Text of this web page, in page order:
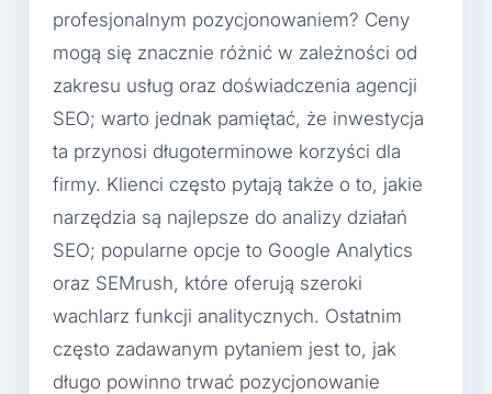
profesjonalnym pozycjonowaniem? Ceny
mogą się znacznie różnić w zależności od
zakresu usług oraz doświadczenia agencji
SEO; warto jednak pamiętać, że inwestycja
ta przynosi długoterminowe korzyści dla
firmy. Klienci często pytają także o to, jakie
narzędzia są najlepsze do analizy działań
SEO; popularne opcje to Google Analytics
oraz SEMrush, które oferują szeroki
wachlarz funkcji analitycznych. Ostatnim
często zadawanym pytaniem jest to, jak
długo powinno trwać pozycjonowanie